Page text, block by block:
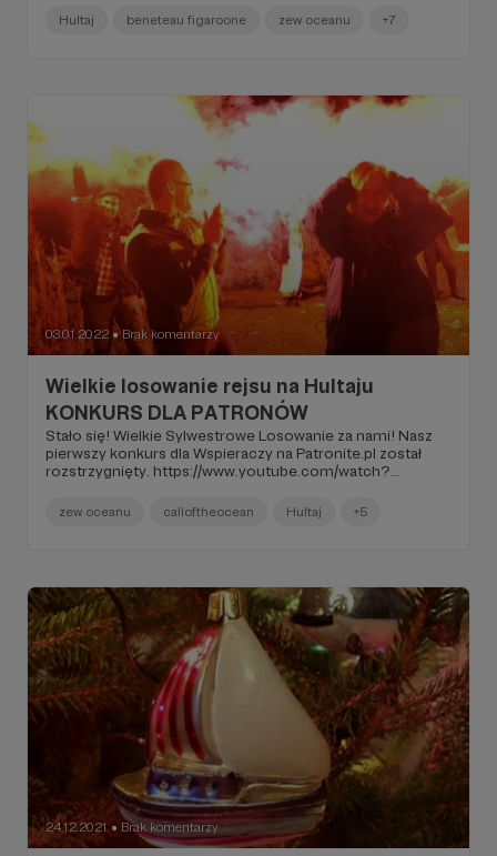
Hultaj beneteau figaroone zew oceanu +7
03.01.2022 ● Brak komentarzy
Wielkie losowanie rejsu na Hultaju
KONKURS DLA PATRONÓW
Stało się! Wielkie Sylwestrowe Losowanie za nami! Nasz
pierwszy konkurs dla Wspieraczy na Patronite.pl został
rozstrzygnięty. https://www.youtube.com/watch?
zew oceanu calloftheocean Hultaj +5
24.12.2021 ● Brak komentarzy